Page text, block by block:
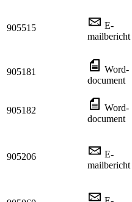
905515
E-
mailbericht
905181
Word-
document
905182
Word-
document
905206
E-
mailbericht